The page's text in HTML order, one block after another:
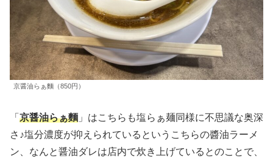
京醤油らぁ麵（850円）
「 京醤油らぁ麵 」はこちらも塩らぁ麺同様に不思議な奥深
さ♪塩分濃度が抑えられているというこちらの醬油ラーメ
ン、なんと醤油ダレは店内で炊き上げているとのことで、